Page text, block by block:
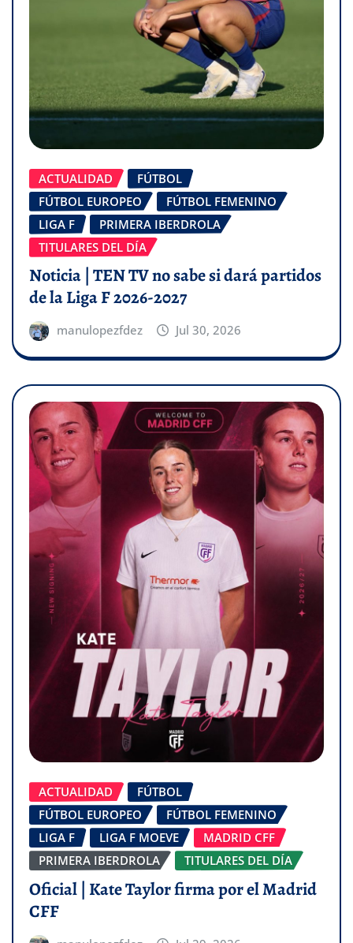
ACTUALIDAD
FÚTBOL
FÚTBOL EUROPEO
FÚTBOL FEMENINO
LIGA F
PRIMERA IBERDROLA
TITULARES DEL DÍA
Noticia | TEN TV no sabe si dará partidos
de la Liga F 2026-2027
manulopezfdez Jul 30, 2026
ACTUALIDAD
FÚTBOL
FÚTBOL EUROPEO
FÚTBOL FEMENINO
LIGA F
LIGA F MOEVE
MADRID CFF
PRIMERA IBERDROLA
TITULARES DEL DÍA
Oficial | Kate Taylor firma por el Madrid
CFF